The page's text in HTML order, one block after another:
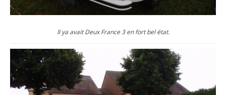
Il ya avait Deux France 3 en fort bel état.